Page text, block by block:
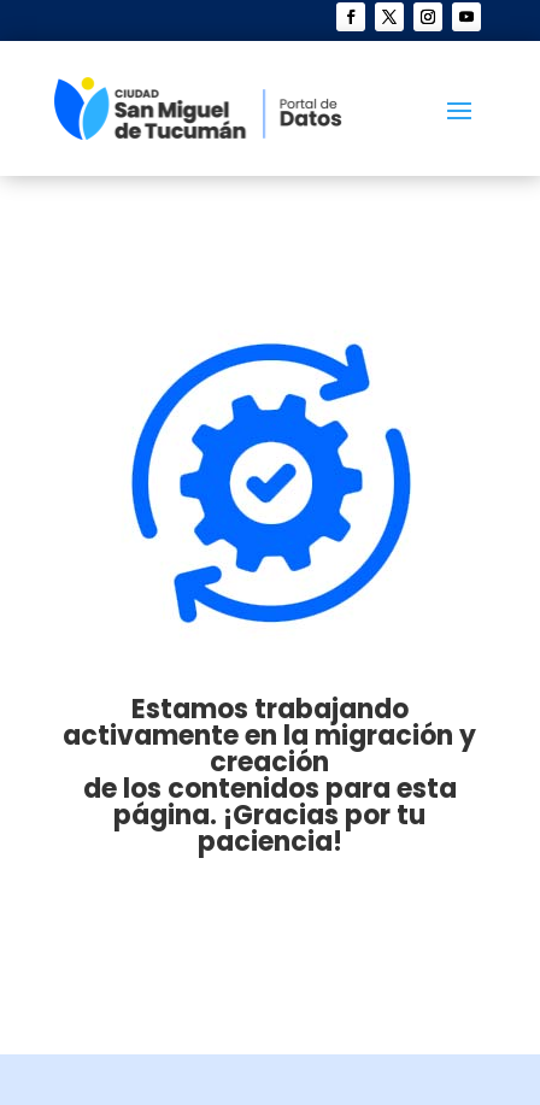
Estamos trabajando
activamente en la migración y
creación
de los contenidos para esta
página. ¡Gracias por tu
paciencia!